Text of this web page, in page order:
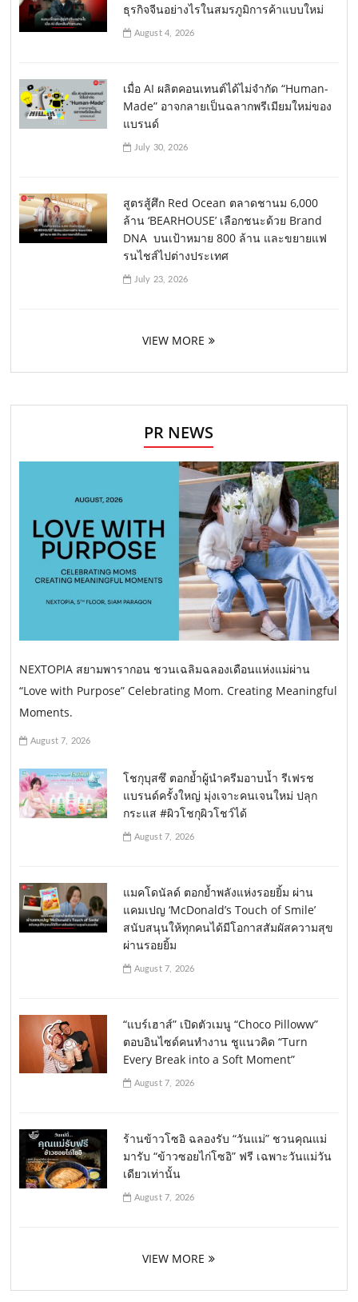
ธุรกิจจีนอย่างไรในสมรภูมิการค้าแบบใหม่
August 4, 2026
เมื่อ AI ผลิตคอนเทนต์ได้ไม่จำกัด “Human-
Made” อาจกลายเป็นฉลากพรีเมียมใหม่ของ
แบรนด์
July 30, 2026
สูตรสู้ศึก Red Ocean ตลาดชานม 6,000
ล้าน ‘BEARHOUSE’ เลือกชนะด้วย Brand
DNA บนเป้าหมาย 800 ล้าน และขยายแฟ
รนไชส์ไปต่างประเทศ
July 23, 2026
VIEW MORE
PR NEWS
NEXTOPIA สยามพารากอน ชวนเฉลิมฉลองเดือนแห่งแม่ผ่าน
“Love with Purpose” Celebrating Mom. Creating Meaningful
Moments.
August 7, 2026
โชกุบุสซึ ตอกย้ำผู้นำครีมอาบน้ำ รีเฟรช
แบรนด์ครั้งใหญ่ มุ่งเจาะคนเจนใหม่ ปลุก
กระแส #ผิวโชกุผิวโชว์ได้
August 7, 2026
แมคโดนัลด์ ตอกย้ำพลังแห่งรอยยิ้ม ผ่าน
แคมเปญ ‘McDonald’s Touch of Smile’
สนับสนุนให้ทุกคนได้มีโอกาสสัมผัสความสุข
ผ่านรอยยิ้ม
August 7, 2026
“แบร์เฮาส์” เปิดตัวเมนู “Choco Pilloww”
ตอบอินไซด์คนทำงาน ชูแนวคิด “Turn
Every Break into a Soft Moment”
August 7, 2026
ร้านข้าวโซอิ ฉลองรับ “วันแม่” ชวนคุณแม่
มารับ “ข้าวซอยไก่โซอิ” ฟรี เฉพาะวันแม่วัน
เดียวเท่านั้น
August 7, 2026
VIEW MORE